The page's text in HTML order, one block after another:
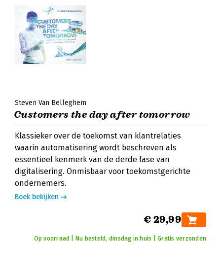
Steven Van Belleghem
Customers the day after tomorrow
Klassieker over de toekomst van klantrelaties
waarin automatisering wordt beschreven als
essentieel kenmerk van de derde fase van
digitalisering. Onmisbaar voor toekomstgerichte
ondernemers.
Boek bekijken
€ 29,99
Op voorraad | Nu besteld, dinsdag in huis | Gratis verzonden